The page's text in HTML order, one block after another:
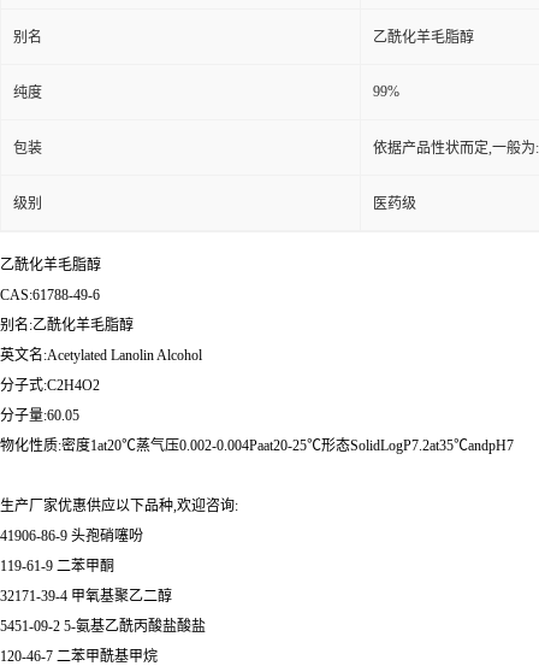
别名 乙酰化羊毛脂醇
纯度 99%
包装 依据产品性状而定,一般
级别 医药级
乙酰化羊毛脂醇
CAS:61788-49-6
别名:乙酰化羊毛脂醇
英文名:Acetylated Lanolin Alcohol
分子式:C2H4O2
分子量:60.05
物化性质:密度1at20℃蒸气压0.002-0.004Paat20-25℃形态SolidLogP7.2at35℃andpH7
生产厂家优惠供应以下品种,欢迎咨询:
41906-86-9 头孢硝噻吩
119-61-9 二苯甲酮
32171-39-4 甲氧基聚乙二醇
5451-09-2 5-氨基乙酰丙酸盐酸盐
120-46-7 二苯甲酰基甲烷